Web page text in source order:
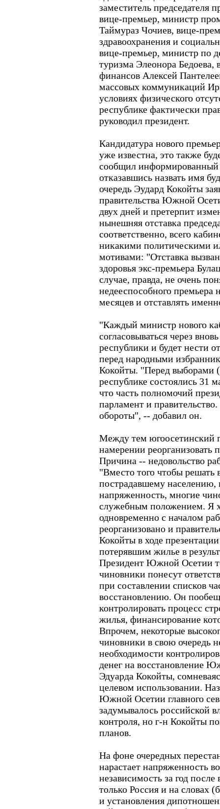
заместитель председателя
вице-премьер, министр
Таймураз Чочиев, вице-
здравоохранения и
вице-премьер, министр по
туризма Элеонора
финансов Алексей
массовых коммуникаций
условиях физического
республике фактически
руководил президент.
Кандидатура нового
уже известна, это также
сообщил информированный
отказавшись назвать имя
очередь Эудард Кокойты
правительства Южной
двух дней и претерпит
нынешняя отставка
соответственно, всего
никакими политическими
мотивами: "Отставка
здоровья экс-премьера
случае, правда, не очень
недееспособного премьера
месяцев и отставлять
"Каждый министр нового
согласовываться через
республики и будет нести
перед народными
Кокойты. "Перед выборами
республике состоялись 31
что часть полномочий
парламент и
обороты", -- добавил он.
Между тем югоосетинский
намерении реорганизовать
Причина -- недовольство
"Вместо того чтобы
пострадавшему населению,
напряженность, многие
служебным положением. Я
одновременно с началом
реорганизовано и
Кокойты в ходе
потерявшим жилье в
Президент Южной Осетии
чиновники понесут
при составлении списков
восстановлению. Он
контролировать процесс
жилья, финансирование
Впрочем, некоторые
чиновники в свою очередь
необходимости
денег на восстановление
Эдуарда Кокойты,
целевом использовании.
Южной Осетии главного
задумывалось российской
контроля, но г-н Кокойты
планов.
На фоне очередных
нарастает напряженность
независимость за год
только Россия и на словах
и установления